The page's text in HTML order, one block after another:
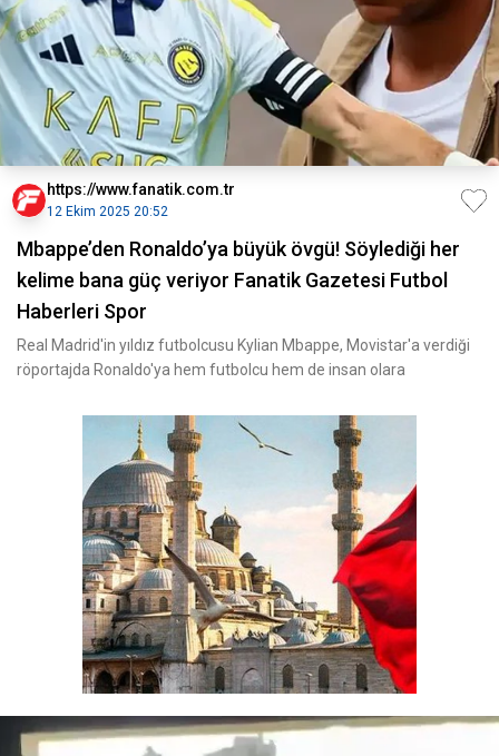
https://www.fanatik.com.tr
12 Ekim 2025 20:52
Mbappe’den Ronaldo’ya büyük övgü! Söylediği her
kelime bana güç veriyor Fanatik Gazetesi Futbol
Haberleri Spor
Real Madrid'in yıldız futbolcusu Kylian Mbappe, Movistar'a verdiği
röportajda Ronaldo'ya hem futbolcu hem de insan olara